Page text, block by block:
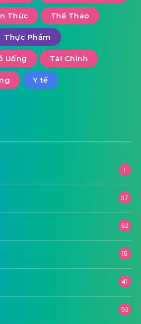
Thức Thể Thao
Thực Phẩm
Uống Tài Chính
Y tế
1
37
62
15
41
52